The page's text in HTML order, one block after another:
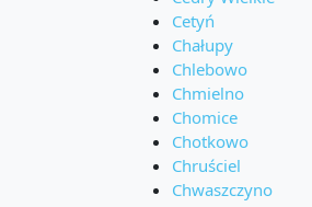
Cetyń
Chałupy
Chlebowo
Chmielno
Chomice
Chotkowo
Chruściel
Chwaszczyno